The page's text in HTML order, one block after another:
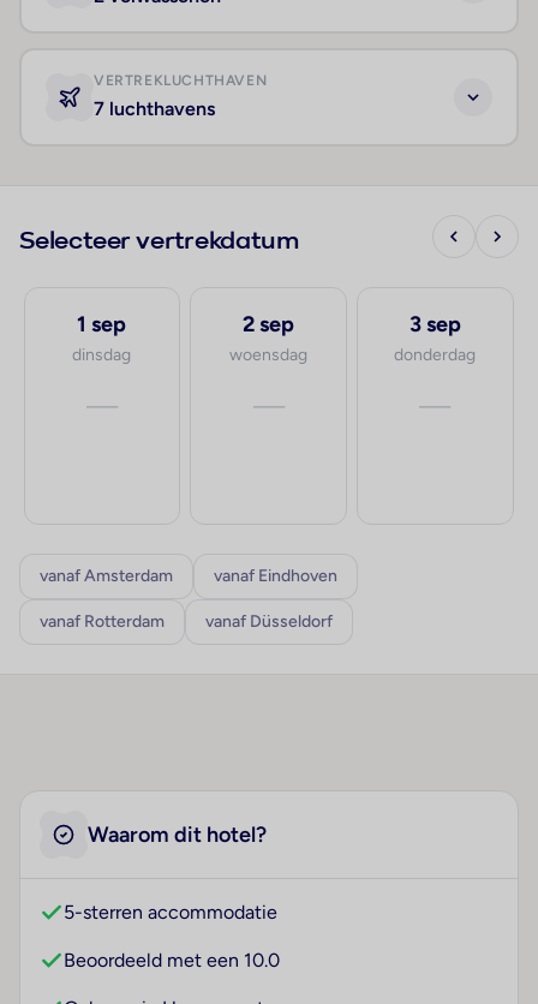
VERTREKLUCHTHAVEN
7 luchthavens
Selecteer vertrekdatum
1 sep
dinsdag
—
2 sep
woensdag
—
3 sep
donderdag
—
vanaf Amsterdam vanaf Eindhoven
vanaf Rotterdam vanaf Düsseldorf
Waarom dit hotel?
5-sterren accommodatie
Beoordeeld met een 10.0